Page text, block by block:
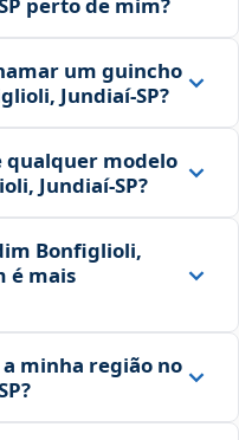
perto de mim?
um guincho
Jundiaí‑SP?
qualquer modelo
Jundiaí‑SP?
Bonfiglioli,
é mais
minha região no